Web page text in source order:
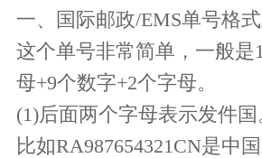
一、国际邮政/EMS单号格式
这个单号非常简单，一般是
母+9个数字+2个字母。
(1)后面两个字母表示发件国
比如RA987654321CN是中